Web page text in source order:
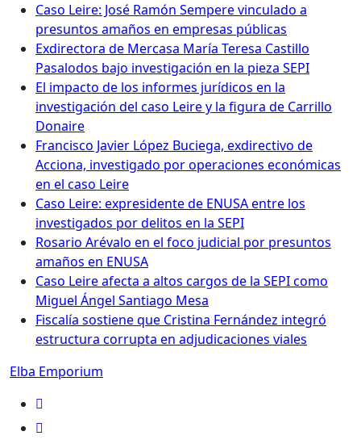
Caso Leire: José Ramón Sempere vinculado a
presuntos amaños en empresas públicas
Exdirectora de Mercasa María Teresa Castillo
Pasalodos bajo investigación en la pieza SEPI
El impacto de los informes jurídicos en la
investigación del caso Leire y la figura de Carrillo
Donaire
Francisco Javier López Buciega, exdirectivo de
Acciona, investigado por operaciones económicas
en el caso Leire
Caso Leire: expresidente de ENUSA entre los
investigados por delitos en la SEPI
Rosario Arévalo en el foco judicial por presuntos
amaños en ENUSA
Caso Leire afecta a altos cargos de la SEPI como
Miguel Ángel Santiago Mesa
Fiscalía sostiene que Cristina Fernández integró
estructura corrupta en adjudicaciones viales
Elba Emporium